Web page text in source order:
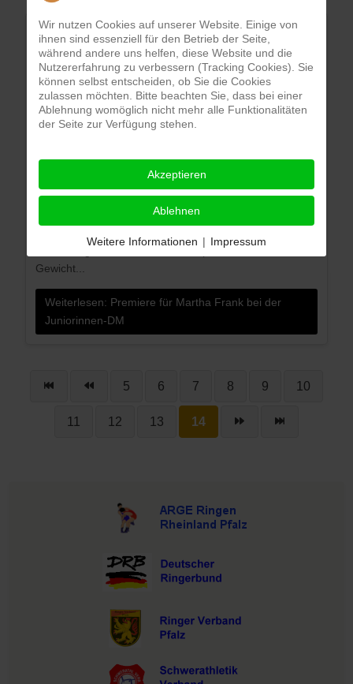
Premiere für Martha
Frank bei der
Juniorinnen-DM
Startseite
Für Martha Frank von der WKG
Metternich/Rübenach/Boden ist es eine Premiere:
den Start gehen. Die Koblenzer Sportlerin ist für die
Gewicht...
Weiterlesen: Premiere für Martha Frank bei der
Juniorinnen-DM
5 6 7 8 9 10
11 12 13 14
Wir nutzen Cookies auf unserer Website. Einige von
ihnen sind essenziell für den Betrieb der Seite,
während andere uns helfen, diese Website und die
Nutzererfahrung zu verbessern (Tracking Cookies). Sie
können selbst entscheiden, ob Sie die Cookies
zulassen möchten. Bitte beachten Sie, dass bei einer
Ablehnung womöglich nicht mehr alle Funktionalitäten
der Seite zur Verfügung stehen.
Akzeptieren
Ablehnen
Weitere Informationen | Impressum